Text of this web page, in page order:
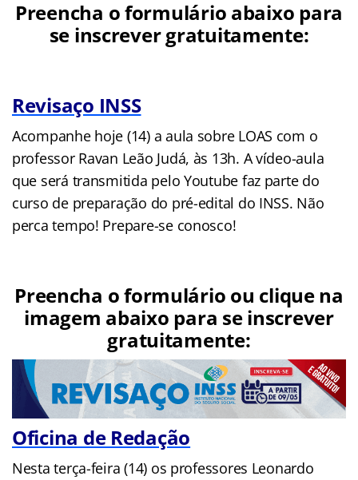
Preencha o formulário abaixo para
se inscrever gratuitamente:
Revisaço INSS
Acompanhe hoje (14) a aula sobre LOAS com o
professor Ravan Leão Judá, às 13h. A vídeo-aula
que será transmitida pelo Youtube faz parte do
curso de preparação do pré-edital do INSS. Não
perca tempo! Prepare-se conosco!
Preencha o formulário ou clique na
imagem abaixo para se inscrever
gratuitamente:
Oficina de Redação
Nesta terça-feira (14) os professores Leonardo